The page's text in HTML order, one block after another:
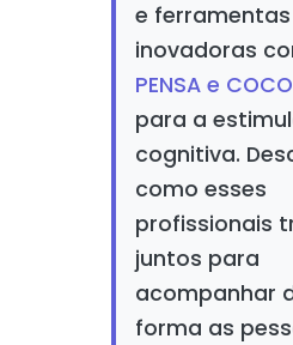
e ferramentas
inovadoras
PENSA e
para a
cognitiva.
como esses
profissionais
juntos para
acompanhar
forma as